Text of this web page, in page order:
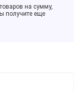
на сумму,
получите еще